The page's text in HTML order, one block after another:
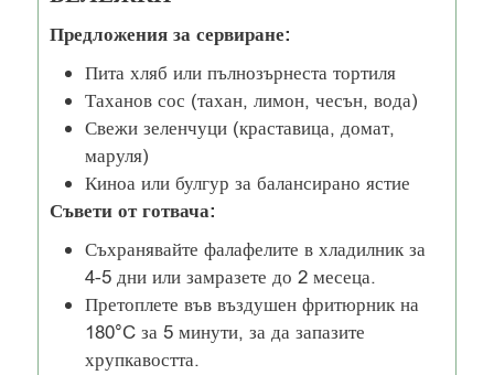
Предложения за сервиране:
Пита хляб или пълнозърнеста тортиля
Таханов сос (тахан, лимон, чесън, вода)
Свежи зеленчуци (краставица, домат,
маруля)
Киноа или булгур за балансирано ястие
Съвети от готвача:
Съхранявайте фалафелите в хладилник за
4-5 дни или замразете до 2 месеца.
Претоплете във въздушен фритюрник на
180°C за 5 минути, за да запазите
хрупкавостта.